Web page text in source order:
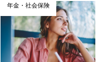
年金・社会保険